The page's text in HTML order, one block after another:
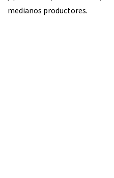
medianos productores.